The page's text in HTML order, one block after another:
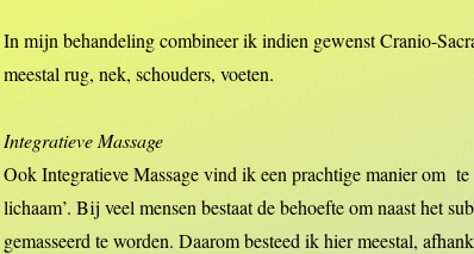
In mijn behandeling combineer ik indien gewenst Cranio-
meestal rug, nek, schouders, voeten.
Integratieve Massage
Ook Integratieve Massage vind ik een prachtige manier om
lichaam’. Bij veel mensen bestaat de behoefte om naast het
gemasseerd te worden. Daarom besteed ik hier meestal,